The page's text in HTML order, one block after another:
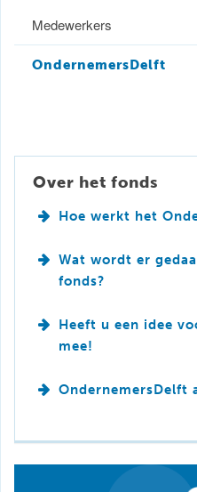
Medewerkers
OndernemersDelft
Over het fonds
Hoe werkt het
Wat wordt er
fonds?
Heeft u een idee
mee!
OndernemersDelft